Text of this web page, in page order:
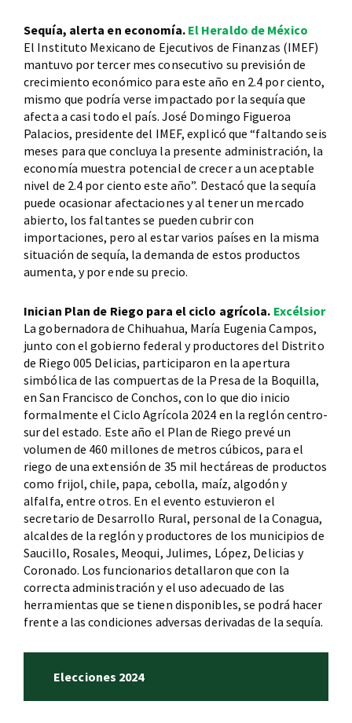
Sequía, alerta en economía. El Heraldo de México
El Instituto Mexicano de Ejecutivos de Finanzas (IMEF)
mantuvo por tercer mes consecutivo su previsión de
crecimiento económico para este año en 2.4 por ciento,
mismo que podría verse impactado por la sequía que
afecta a casi todo el país. José Domingo Figueroa
Palacios, presidente del IMEF, explicó que “faltando seis
meses para que concluya la presente administración, la
economía muestra potencial de crecer a un aceptable
nivel de 2.4 por ciento este año”. Destacó que la sequía
puede ocasionar afectaciones y al tener un mercado
abierto, los faltantes se pueden cubrir con
importaciones, pero al estar varios países en la misma
situación de sequía, la demanda de estos productos
aumenta, y por ende su precio.
Inician Plan de Riego para el ciclo agrícola. Excélsior
La gobernadora de Chihuahua, María Eugenia Campos,
junto con el gobierno federal y productores del Distrito
de Riego 005 Delicias, participaron en la apertura
simbólica de las compuertas de la Presa de la Boquilla,
en San Francisco de Conchos, con lo que dio inicio
formalmente el Ciclo Agrícola 2024 en la reglón centro-
sur del estado. Este año el Plan de Riego prevé un
volumen de 460 millones de metros cúbicos, para el
riego de una extensión de 35 mil hectáreas de productos
como frijol, chile, papa, cebolla, maíz, algodón y
alfalfa, entre otros. En el evento estuvieron el
secretario de Desarrollo Rural, personal de la Conagua,
alcaldes de la reglón y productores de los municipios de
Saucillo, Rosales, Meoqui, Julimes, López, Delicias y
Coronado. Los funcionarios detallaron que con la
correcta administración y el uso adecuado de las
herramientas que se tienen disponibles, se podrá hacer
frente a las condiciones adversas derivadas de la sequía.
Elecciones 2024